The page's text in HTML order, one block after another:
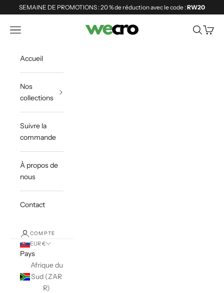
Passer au contenu
SEMAINE DE PROMOTIONS : 20 % de réduction avec le code :RW20
Shopwecro
Ouvrir la navigation Ouvrir la
Voir
Accueil
Nos
collections
Suivre la
commande
À propos de
nous
Contact
COMPTE
EUR €
Pays
Afrique du
Sud (ZAR
R)